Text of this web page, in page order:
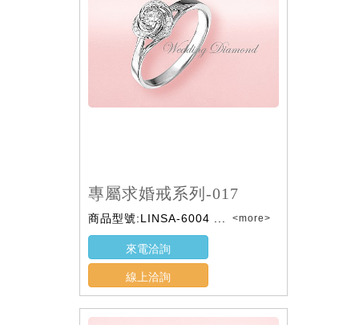
專屬求婚戒系列-017
商品型號:LINSA-6004 ... <more>
來電洽詢
線上洽詢